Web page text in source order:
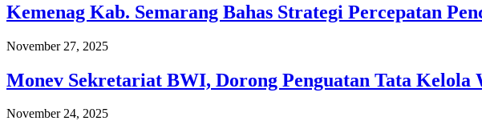
Kemenag Kab. Semarang Bahas Strategi Percepatan
November 27, 2025
Monev Sekretariat BWI, Dorong Penguatan Tata Kelola
November 24, 2025